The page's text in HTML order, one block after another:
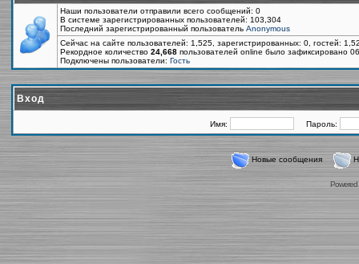
Наши пользователи отправили всего сообщений: 0
В системе зарегистрированных пользователей: 103,304
Последний зарегистрированный пользователь Anonymous
Сейчас на сайте пользователей: 1,525, зарегистрированных: 0, гостей:
Рекордное количество 24,668 пользователей online было зафиксировано
Подключены пользователи: Гость
Вход
Имя: Пароль:
Новые сообщения